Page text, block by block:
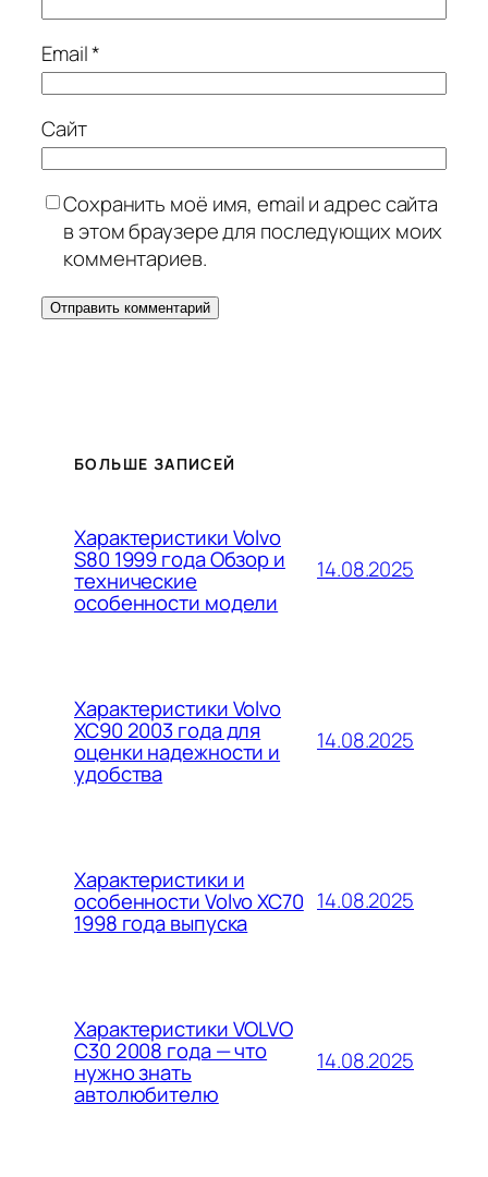
Email*
Сайт
Сохранить моё имя, email и адрес сайта
в этом браузере для последующих моих
комментариев.
БОЛЬШЕ ЗАПИСЕЙ
Характеристики Volvo
S80 1999 года Обзор и
технические
особенности модели
14.08.2025
Характеристики Volvo
XC90 2003 года для
оценки надежности и
удобства
14.08.2025
Характеристики и
особенности Volvo XC70
1998 года выпуска
14.08.2025
Характеристики VOLVO
C30 2008 года — что
нужно знать
автолюбителю
14.08.2025